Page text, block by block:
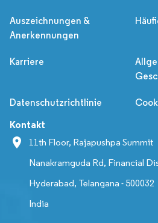
Auszeichnungen &
Anerkennungen
Karriere
Datenschutzrichtlinie
Kontakt
11th Floor, Rajapushpa Summit
Nanakramguda Rd, Financial
Hyderabad, Telangana - 500032
India